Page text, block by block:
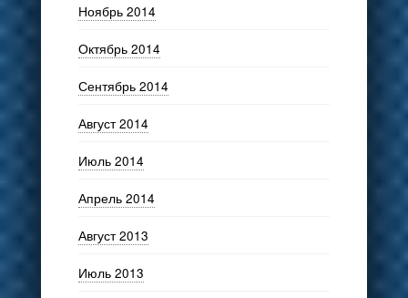
Ноябрь 2014
Октябрь 2014
Сентябрь 2014
Август 2014
Июль 2014
Апрель 2014
Август 2013
Июль 2013